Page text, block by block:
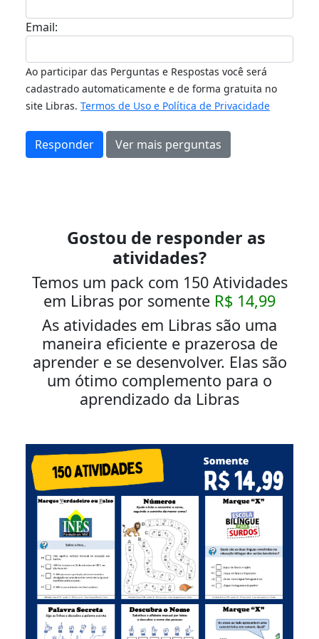
Email:
Ao participar das Perguntas e Respostas você será
cadastrado automaticamente e de forma gratuita no
site Libras. Termos de Uso e Política de Privacidade
Responder Ver mais perguntas
Gostou de responder as
atividades?
Temos um pack com 150 Atividades
em Libras por somente R$ 14,99
As atividades em Libras são uma
maneira eficiente e prazerosa de
aprender e se desenvolver. Elas são
um ótimo complemento para o
aprendizado da Libras